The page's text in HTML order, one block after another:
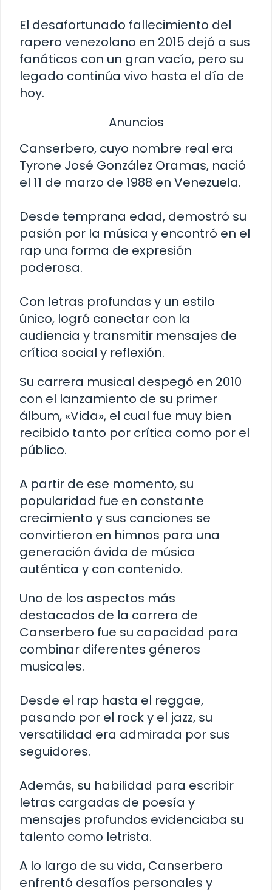
El desafortunado fallecimiento del
rapero venezolano en 2015 dejó a sus
fanáticos con un gran vacío, pero su
legado continúa vivo hasta el día de
hoy.
Anuncios
Canserbero, cuyo nombre real era
Tyrone José González Oramas, nació
el 11 de marzo de 1988 en Venezuela.
Desde temprana edad, demostró su
pasión por la música y encontró en el
rap una forma de expresión
poderosa.
Con letras profundas y un estilo
único, logró conectar con la
audiencia y transmitir mensajes de
crítica social y reflexión.
Su carrera musical despegó en 2010
con el lanzamiento de su primer
álbum, «Vida», el cual fue muy bien
recibido tanto por crítica como por el
público.
A partir de ese momento, su
popularidad fue en constante
crecimiento y sus canciones se
convirtieron en himnos para una
generación ávida de música
auténtica y con contenido.
Uno de los aspectos más
destacados de la carrera de
Canserbero fue su capacidad para
combinar diferentes géneros
musicales.
Desde el rap hasta el reggae,
pasando por el rock y el jazz, su
versatilidad era admirada por sus
seguidores.
Además, su habilidad para escribir
letras cargadas de poesía y
mensajes profundos evidenciaba su
talento como letrista.
A lo largo de su vida, Canserbero
enfrentó desafíos personales y